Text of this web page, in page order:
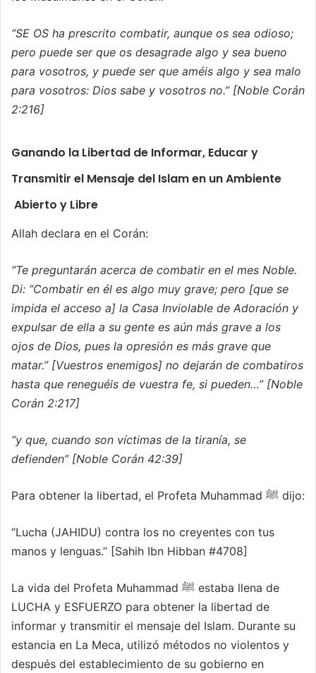
“SE OS ha prescrito combatir, aunque os sea odioso;
pero puede ser que os desagrade algo y sea bueno
para vosotros, y puede ser que améis algo y sea malo
para vosotros: Dios sabe y vosotros no.” [Noble Corán
2:216]
Ganando la Libertad de Informar, Educar y
Transmitir el Mensaje del Islam en un Ambiente
Abierto y Libre
Allah declara en el Corán:
“Te preguntarán acerca de combatir en el mes Noble.
Di: “Combatir en él es algo muy grave; pero [que se
impida el acceso a] la Casa Inviolable de Adoración y
expulsar de ella a su gente es aún más grave a los
ojos de Dios, pues la opresión es más grave que
matar.” [Vuestros enemigos] no dejarán de combatiros
hasta que reneguéis de vuestra fe, si pueden…” [Noble
Corán 2:217]
“y que, cuando son víctimas de la tiranía, se
defienden” [Noble Corán 42:39]
Para obtener la libertad, el Profeta Muhammad ﷺ dijo:
“Lucha (JAHIDU) contra los no creyentes con tus
manos y lenguas.” [Sahih Ibn Hibban #4708]
La vida del Profeta Muhammad ﷺ estaba llena de
LUCHA y ESFUERZO para obtener la libertad de
informar y transmitir el mensaje del Islam. Durante su
estancia en La Meca, utilizó métodos no violentos y
después del establecimiento de su gobierno en